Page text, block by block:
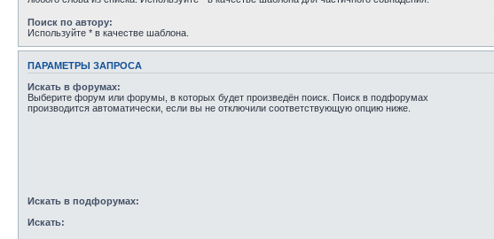
Поиск по автору:
Используйте * в качестве шаблона.
ПАРАМЕТРЫ ЗАПРОСА
Искать в форумах:
Выберите форум или форумы, в которых будет произведён поиск. Поиск в подфорумах
производится автоматически, если вы не отключили соответствующую опцию ниже.
Искать в подфорумах:
Искать: